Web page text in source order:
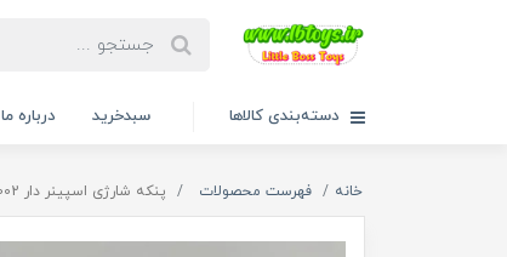
دسته‌بندی کالاها سبدخرید درباره ما
خانه فهرست محصولات پنکه شارژی اسپینر دار 002